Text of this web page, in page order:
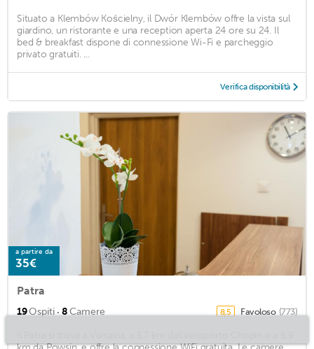
Situato a Klembów Kościelny, il Dwór Klembów offre la vista sul
giardino, un ristorante e una reception aperta 24 ore su 24. Il
bed & breakfast dispone di connessione Wi-Fi e parcheggio
privato gratuiti. ...
Verifica disponibilità
a partire da
35€
Patra
19Ospiti·8Camere 8,5 Favoloso (773)